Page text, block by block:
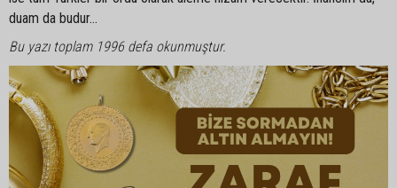
duam da budur…
Bu yazı toplam 1996 defa okunmuştur.